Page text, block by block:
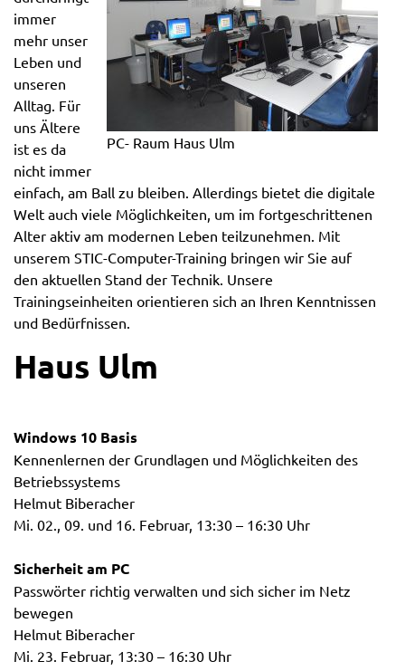
PC- Raum Haus Ulm
immer
mehr unser
Leben und
unseren
Alltag. Für
uns Ältere
ist es da
nicht immer
einfach, am Ball zu bleiben. Allerdings bietet die digitale
Welt auch viele Möglichkeiten, um im fortgeschrittenen
Alter aktiv am modernen Leben teilzunehmen. Mit
unserem STIC-Computer-Training bringen wir Sie auf
den aktuellen Stand der Technik. Unsere
Trainingseinheiten orientieren sich an Ihren Kenntnissen
und Bedürfnissen.
Haus Ulm
Windows 10 Basis
Kennenlernen der Grundlagen und Möglichkeiten des
Betriebssystems
Helmut Biberacher
Mi. 02., 09. und 16. Februar, 13:30 – 16:30 Uhr
Sicherheit am PC
Passwörter richtig verwalten und sich sicher im Netz
bewegen
Helmut Biberacher
Mi. 23. Februar, 13:30 – 16:30 Uhr